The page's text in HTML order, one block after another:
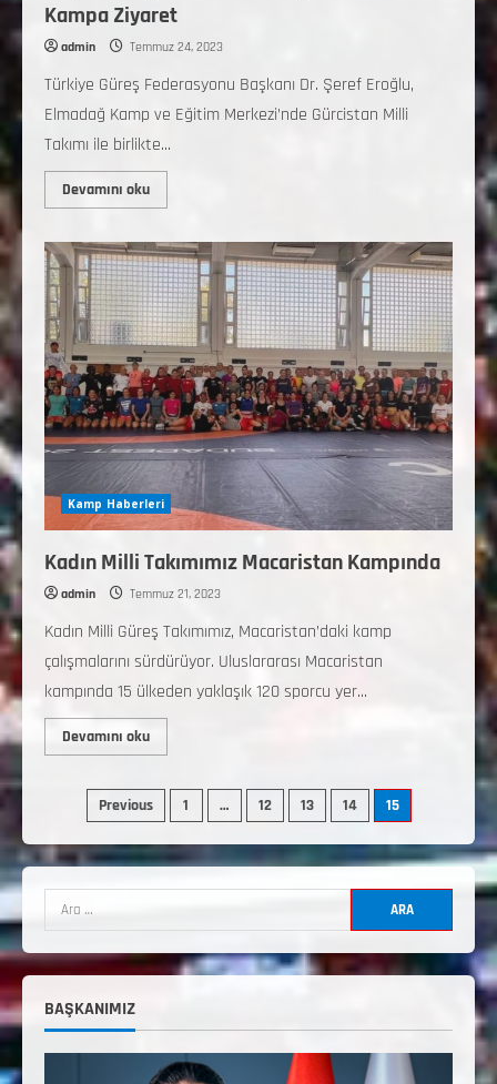
Kampa Ziyaret
admin Temmuz 24, 2023
Türkiye Güreş Federasyonu Başkanı Dr. Şeref Eroğlu,
Elmadağ Kamp ve Eğitim Merkezi’nde Gürcistan Milli
Takımı ile birlikte...
Devamını oku
Kamp Haberleri
Kadın Milli Takımımız Macaristan Kampında
admin Temmuz 21, 2023
Kadın Milli Güreş Takımımız, Macaristan’daki kamp
çalışmalarını sürdürüyor. Uluslararası Macaristan
kampında 15 ülkeden yaklaşık 120 sporcu yer...
Devamını oku
Previous 1 … 12 13 14 15
BAŞKANIMIZ
3. KADEME GÜREŞ ANTRENÖRLÜĞÜ
HAKKINDA
2. Kademe Güreş Antrenör Uygulama
Haziran 29, 2026